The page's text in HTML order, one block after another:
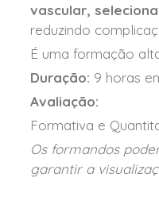
vascular,
reduzindo
É uma formação
Duração: 9 horas
Avaliação:
Formativa e
Os formandos
garantir a